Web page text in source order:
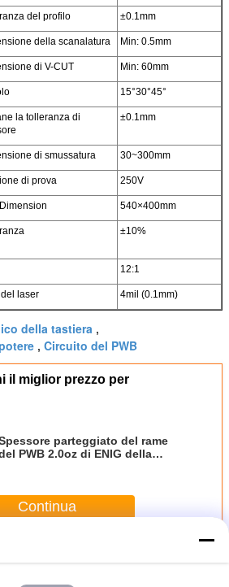
del profilo ±0.1mm
della scanalatura Min: 0.5mm
di V-CUT Min: 60mm
15°30°45°
la tolleranza di
±0.1mm
di smussatura 30~300mm
di prova 250V
540×400mm
±10%
12:1
laser 4mil (0.1mm)
della tastiera ,
, Circuito del PWB
il miglior prezzo per
parteggiato del rame
PWB 2.0oz di ENIG della
Continua